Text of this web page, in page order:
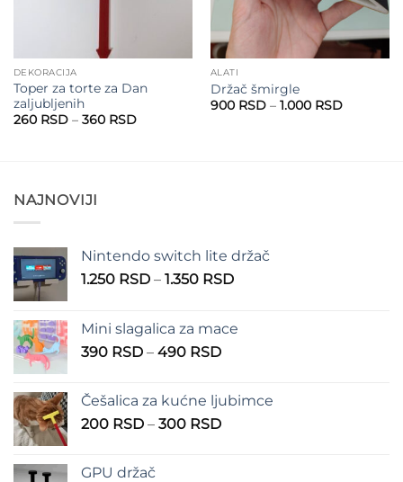
DEKORACIJA
Toper za torte za Dan
zaljubljenih
260 RSD – 360 RSDRaspon
ALATI
Držač šmirgle
900 RSD – 1.000 RSDRaspon
NAJNOVIJI
Nintendo switch lite držač
1.250 RSD – 1.350 RSDRaspon
1.250 RSD
Mini slagalica za mace
390 RSD – 490 RSDRaspon
390 RSD
do
Češalica za kućne ljubimce
200 RSD – 300 RSDRaspon
GPU držač